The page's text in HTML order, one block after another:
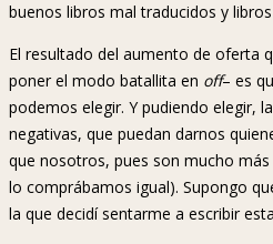
buenos libros mal traducidos y
El resultado del aumento de oferta
poner el modo batallita en off– es
podemos elegir. Y pudiendo elegir,
negativas, que puedan darnos
que nosotros, pues son mucho
lo comprábamos igual). Supongo
la que decidí sentarme a escribir